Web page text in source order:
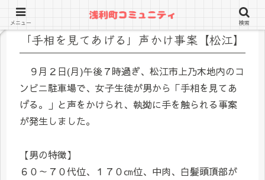
「手相を見てあげる」声かけ事案【松江】
９月２日(月)午後７時過ぎ、松江市上乃木地内のコ
ンビニ駐車場で、女子生徒が男から「手相を見てあ
げる。」と声をかけられ、執拗に手を触られる事案
が発生しました。
【男の特徴】
６０～７０代位、１７０㎝位、中肉、白髪頭頂部が
メニュー 検索